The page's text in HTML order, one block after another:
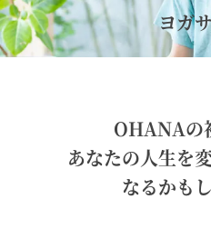
ヨガ
OHANAの
あなたの人生を
なるかも